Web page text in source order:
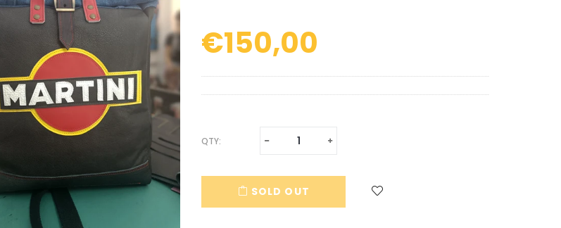
Regular
€150,00
QTY:
TranslationTranslation
SOLD OUT